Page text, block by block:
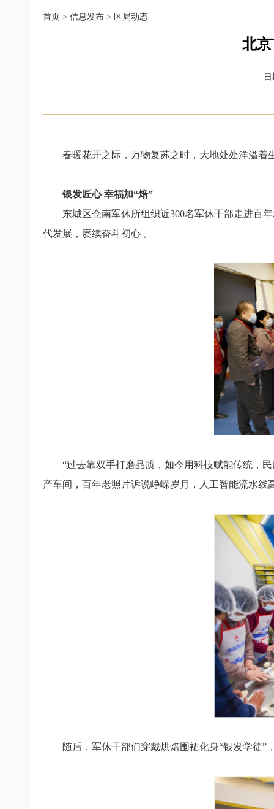
首页 > 信息发布 > 区局动态
北
春暖花开之际，万物复苏之时， 大地处处洋溢着
银发匠心 幸福加“焙”
东城区仓南军休所组织近300名军休干部走进百
代发展，赓续奋斗初心 。
“过去靠双手打磨品质，如今用科技赋能传统，
产车间， 百年老照片诉说峥嵘岁月， 人工智能流水线
随后，军休干部们穿戴烘焙围裙化身“银发学徒”